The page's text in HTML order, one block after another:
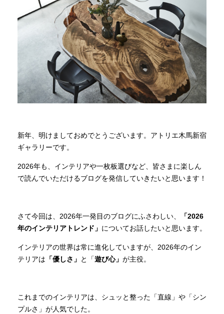
商品情報
直営店
イベント
全商品一覧
納品事例
MOKUBA CHANNEL
新年、明けましておめでとうございます。アトリエ木馬新宿
ギャラリーです。
2026年も、インテリアや一枚板選びなど、皆さまに楽しん
で読んでいただけるブログを発信していきたいと思います！
さて今回は、2026年一発目のブログにふさわしい、
「2026
年のインテリアトレンド」 についてお話したいと思います。
インテリアの世界は常に進化していますが、2026年のイン
テリアは 「優しさ」 と「遊び心」 が主役。
これまでのインテリアは、シュッと整った「直線」や「シン
プルさ」が人気でした。